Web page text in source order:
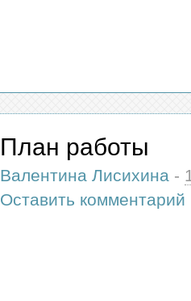
План работы
Валентина Лисихина -
Оставить комментарий